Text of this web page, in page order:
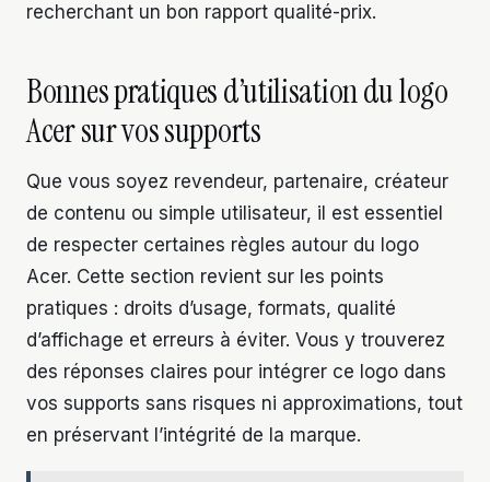
recherchant un bon rapport qualité-prix.
Bonnes pratiques d’utilisation du logo
Acer sur vos supports
Que vous soyez revendeur, partenaire, créateur
de contenu ou simple utilisateur, il est essentiel
de respecter certaines règles autour du logo
Acer. Cette section revient sur les points
pratiques : droits d’usage, formats, qualité
d’affichage et erreurs à éviter. Vous y trouverez
des réponses claires pour intégrer ce logo dans
vos supports sans risques ni approximations, tout
en préservant l’intégrité de la marque.